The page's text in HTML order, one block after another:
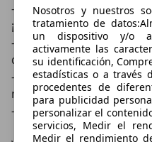
- 15 días o 1000Km para
¡Lo devuelves!
- Precios sin sorpresas.
devolvemos la diferencia
- Si ya no quieres tu
minuto en clicars.com y
- Nuestro horario es de L-
Nosotros y nuestros
tratamiento de
un dispositivo y/o
activamente las
su identificación,
estadísticas o a través
procedentes de
para publicidad
personalizar el
servicios, Medir el
Medir el rendimiento